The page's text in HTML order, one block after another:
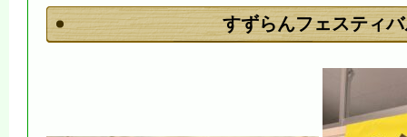
すずらんフェスティ